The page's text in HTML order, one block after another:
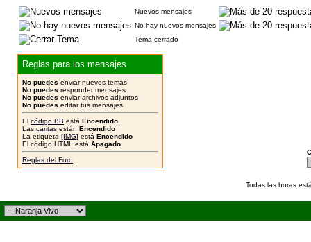
Nuevos mensajes
No hay nuevos mensajes
Tema cerrado
Reglas para los mensajes
No puedes enviar nuevos temas
No puedes responder mensajes
No puedes enviar archivos adjuntos
No puedes editar tus mensajes
El código BB está Encendido
Las caritas están Encendido
La etiqueta [IMG] está Encendido
El código HTML está Apagado
Reglas del Foro
Todas las horas